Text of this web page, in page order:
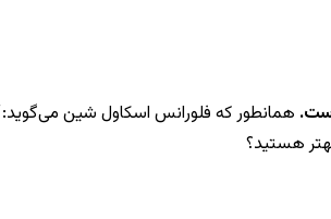
همانطور که فلورانس اسکاول شین
هستید؟